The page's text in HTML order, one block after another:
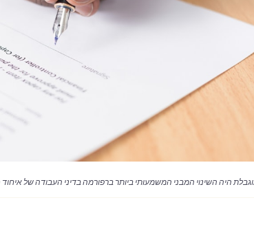
היה השינוי המבני המשמעותי ביותר ברפורמה בדיני העבודה של איחוד